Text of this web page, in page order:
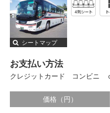
シートマップ
お支払い方法
クレジットカード コンビニ
価格（円）